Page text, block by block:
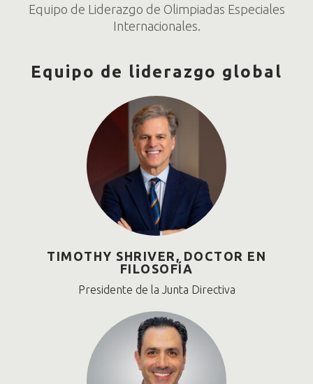
Equipo de Liderazgo de Olimpiadas Especiales
Internacionales.
Equipo de liderazgo global
TIMOTHY SHRIVER, DOCTOR EN
FILOSOFÍA
Presidente de la Junta Directiva